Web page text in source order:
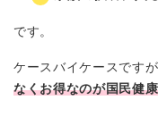
です。
ケースバイケースです
なくお得なのが国民健